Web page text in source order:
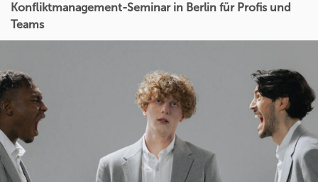
Konfliktmanagement-Seminar in Berlin für Profis und
Teams